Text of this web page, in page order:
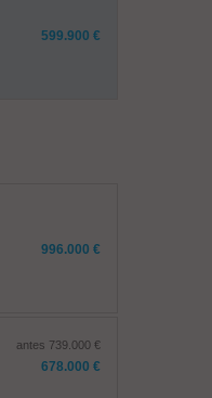
599.900 €
996.000 €
antes 739.000 €
678.000 €